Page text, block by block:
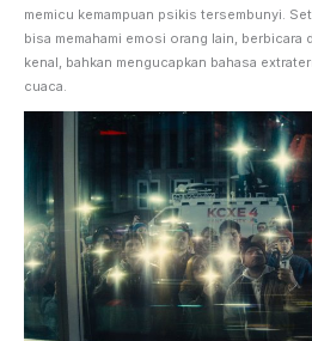
memicu kemampuan psikis tersembunyi.
bisa memahami emosi orang lain, berbicara
kenal, bahkan mengucapkan bahasa
cuaca.